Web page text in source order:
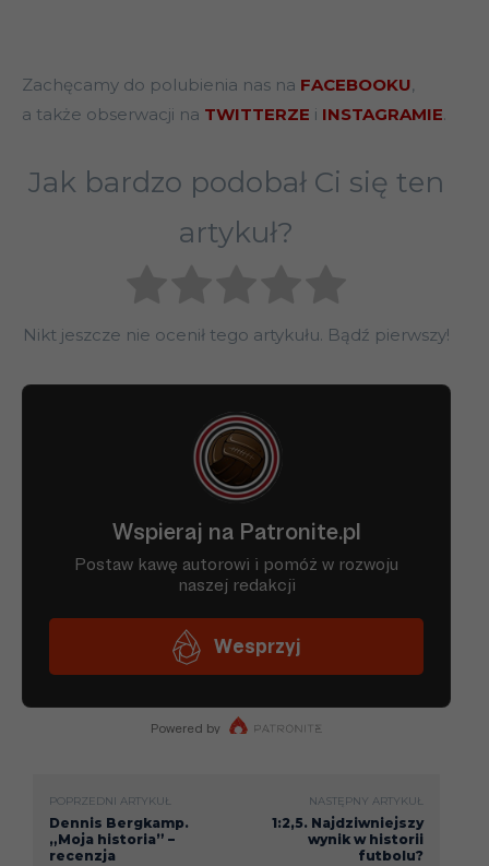
Zachęcamy do polubienia nas na FACEBOOKU,
a także obserwacji na TWITTERZE i INSTAGRAMIE.
Jak bardzo podobał Ci się ten
artykuł?
Nikt jeszcze nie ocenił tego artykułu. Bądź pierwszy!
POPRZEDNI ARTYKUŁ
Dennis Bergkamp.
„Moja historia” –
recenzja
NASTĘPNY ARTYKUŁ
1:2,5. Najdziwniejszy
wynik w historii
futbolu?